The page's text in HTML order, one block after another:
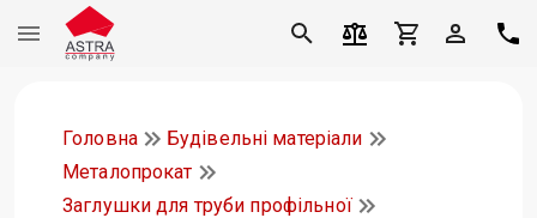
Головна
Будівельні матеріали
Металопрокат
Заглушки для труби профільної